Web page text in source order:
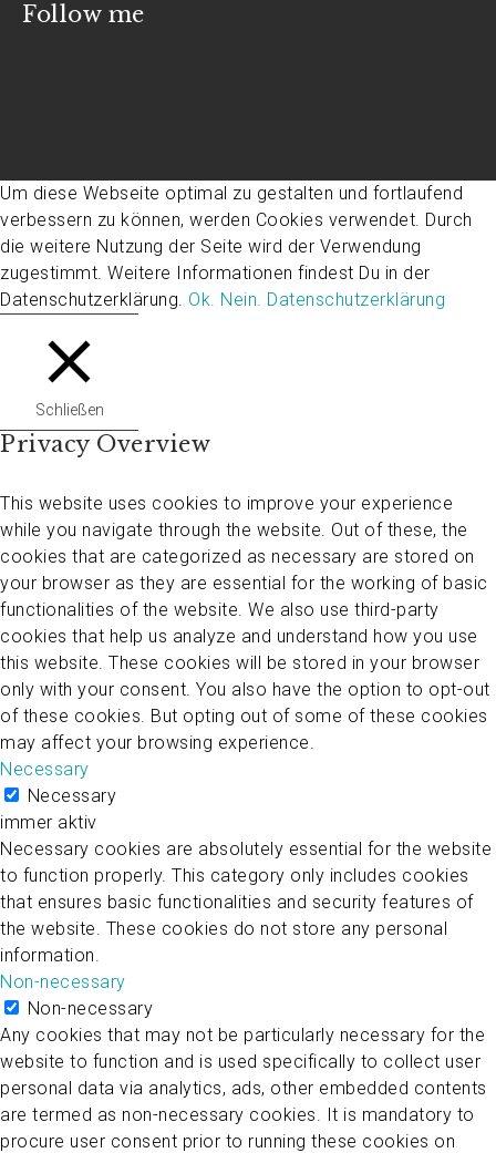
Follow me
Um diese Webseite optimal zu gestalten und fortlaufend
verbessern zu können, werden Cookies verwendet. Durch
die weitere Nutzung der Seite wird der Verwendung
zugestimmt. Weitere Informationen findest Du in der
Datenschutzerklärung. Ok. Nein. Datenschutzerklärung
Schließen
Privacy Overview
This website uses cookies to improve your experience
while you navigate through the website. Out of these, the
cookies that are categorized as necessary are stored on
your browser as they are essential for the working of basic
functionalities of the website. We also use third-party
cookies that help us analyze and understand how you use
this website. These cookies will be stored in your browser
only with your consent. You also have the option to opt-out
of these cookies. But opting out of some of these cookies
may affect your browsing experience.
Necessary
Necessary
immer aktiv
Necessary cookies are absolutely essential for the website
to function properly. This category only includes cookies
that ensures basic functionalities and security features of
the website. These cookies do not store any personal
information.
Non-necessary
Non-necessary
Any cookies that may not be particularly necessary for the
website to function and is used specifically to collect user
personal data via analytics, ads, other embedded contents
are termed as non-necessary cookies. It is mandatory to
procure user consent prior to running these cookies on